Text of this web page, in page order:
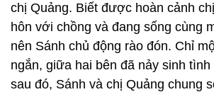
chị Quảng. Biết được hoàn cảnh
hôn với chồng và đang sống cùng
nên Sánh chủ động rào đón. Chỉ
ngắn, giữa hai bên đã nảy sinh tình
sau đó, Sánh và chị Quảng chung